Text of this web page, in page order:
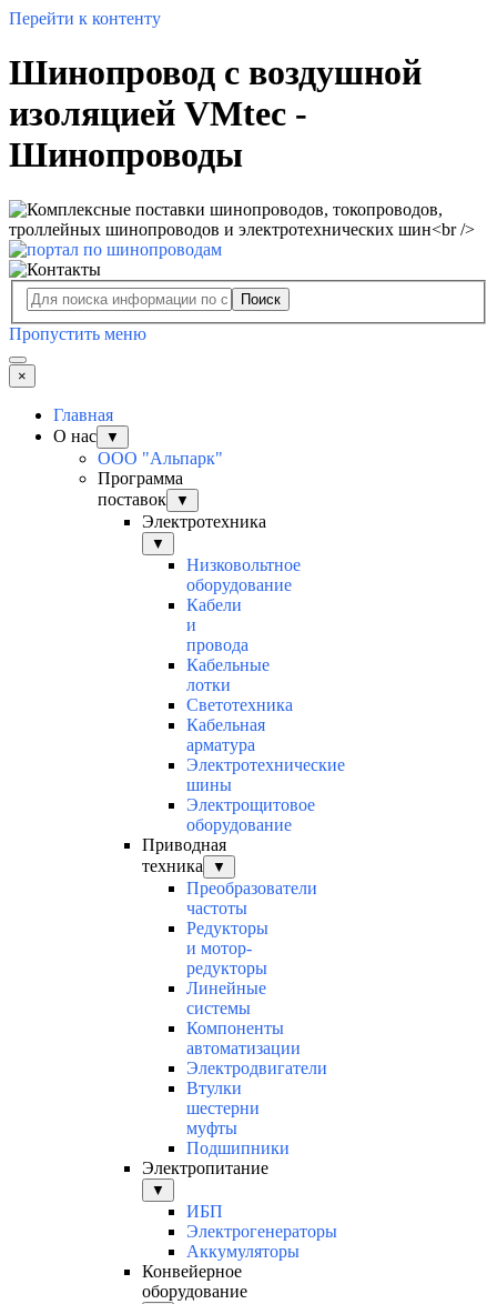
Перейти к контенту
Шинопровод с воздушной
изоляцией VMtec -
Шинопроводы
Поиск
Пропустить меню
×
Главная
О нас
▼
ООО "Альпарк"
Программа
поставок
▼
Электротехника
▼
Низковольтное
оборудование
Кабели
и
провода
Кабельные
лотки
Светотехника
Кабельная
арматура
Электротехнические
шины
Электрощитовое
оборудование
Приводная
техника
▼
Преобразователи
частоты
Редукторы
и мотор-
редукторы
Линейные
системы
Компоненты
автоматизации
Электродвигатели
Втулки
шестерни
муфты
Подшипники
Электропитание
▼
ИБП
Электрогенераторы
Аккумуляторы
Конвейерное
оборудование